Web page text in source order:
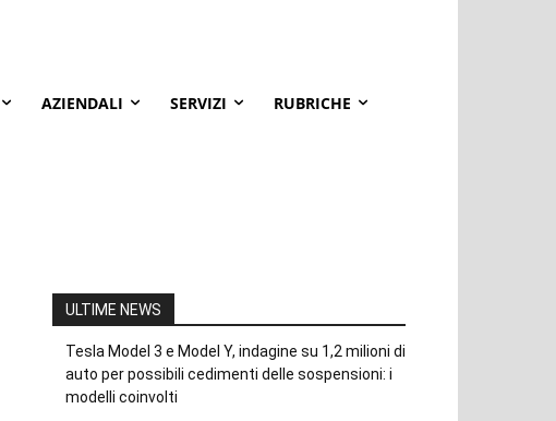
AZIENDALI SERVIZI RUBRICHE
ULTIME NEWS
Tesla Model 3 e Model Y, indagine su 1,2 milioni di
auto per possibili cedimenti delle sospensioni: i
modelli coinvolti